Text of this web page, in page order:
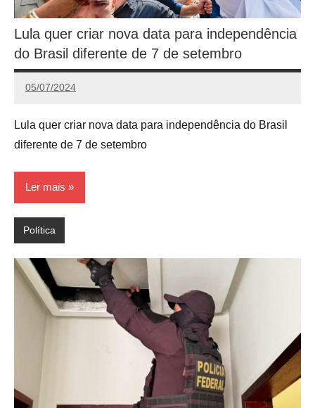
Lula quer criar nova data para independência
do Brasil diferente de 7 de setembro
05/07/2024
Victório
Pyrro
Lula quer criar nova data para independência do Brasil
diferente de 7 de setembro
Ler mais
Política